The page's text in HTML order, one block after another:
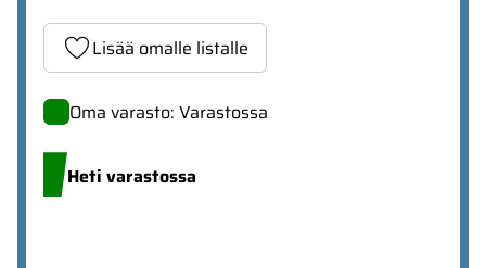
Lisää omalle listalle
Oma varasto: Varastossa
Heti varastossa